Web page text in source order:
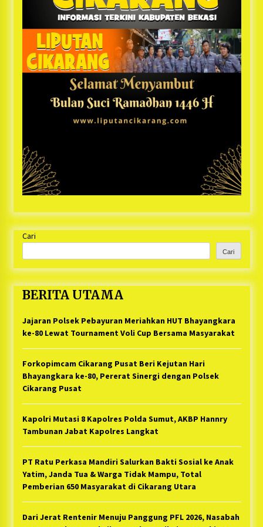
Cari
Cari
BERITA UTAMA
Jajaran Polsek Pebayuran Meriahkan HUT Bhayangkara
ke-80 Lewat Tournament Voli Cup Bersama Masyarakat
Forkopimcam Cikarang Pusat Beri Kejutan Hari
Bhayangkara ke-80, Pererat Sinergi dengan Polsek
Cikarang Pusat
Kapolri Mutasi 8 Kapolres Polda Sumut, AKBP Hannry
Tambunan Jabat Kapolres Langkat
PT Ratu Perkasa Mandiri Salurkan Bakti Sosial ke Anak
Yatim, Janda Tua & Warga Tidak Mampu, Total
Pemberian 650 Masyarakat di Cikarang Utara
Dari Jerat Rentenir Menuju Panggung PFL 2026, Nasabah